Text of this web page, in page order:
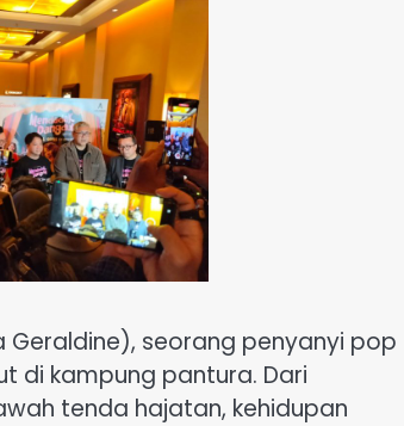
seorang penyanyi pop
di kampung pantura. Dari
tenda hajatan, kehidupan